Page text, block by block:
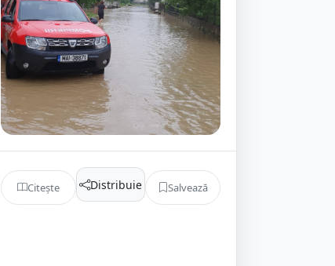
Citește Distribuie Salvează